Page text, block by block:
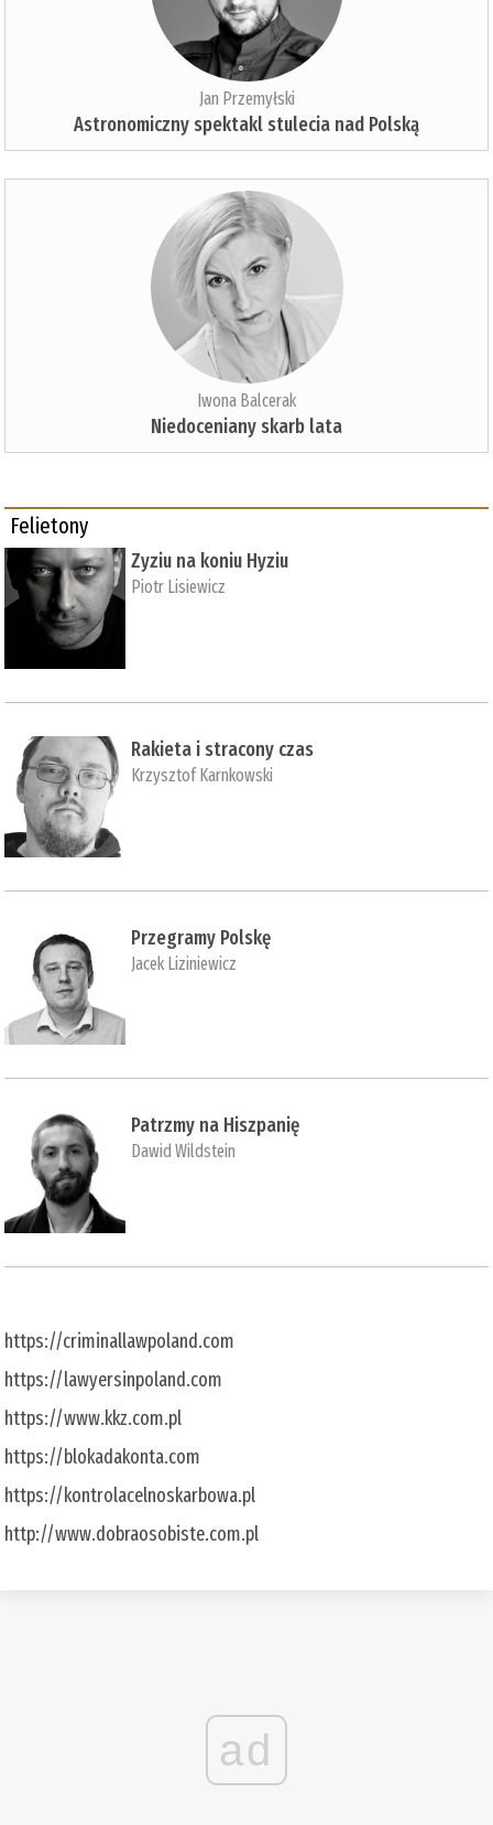
Jan Przemyłski
Astronomiczny spektakl stulecia nad Polską
Iwona Balcerak
Niedoceniany skarb lata
Felietony
Zyziu na koniu Hyziu
Piotr Lisiewicz
Rakieta i stracony czas
Krzysztof Karnkowski
Przegramy Polskę
Jacek Liziniewicz
Patrzmy na Hiszpanię
Dawid Wildstein
https://criminallawpoland.com
https://lawyersinpoland.com
https://www.kkz.com.pl
https://blokadakonta.com
https://kontrolacelnoskarbowa.pl
http://www.dobraosobiste.com.pl
ad